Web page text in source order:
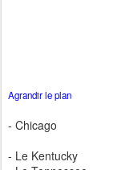
Agrandir le plan
- Chicago
- Le Kentucky